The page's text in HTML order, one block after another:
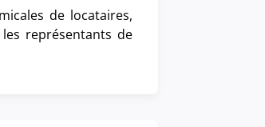
de locataires,
représentants de